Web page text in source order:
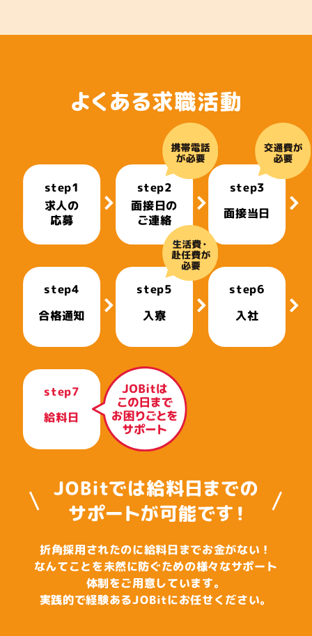
step1
求人の
応募
step2
面接日の
ご連絡
step3
面接当日
step4
合格通知
step5
入寮
step6
入社
step7
給料日
折角採用されたのに給料日までお金がない！
なんてことを未然に防ぐための様々なサポート
体制をご用意しています。
実践的で経験あるJOBitにお任せください。